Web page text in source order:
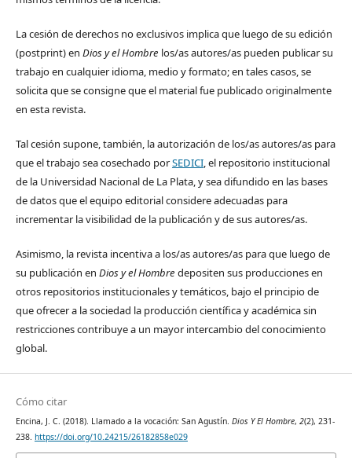
La cesión de derechos no exclusivos implica que luego de su edición
(postprint) en Dios y el Hombre los/as autores/as pueden publicar su
trabajo en cualquier idioma, medio y formato; en tales casos, se
solicita que se consigne que el material fue publicado originalmente
en esta revista.
Tal cesión supone, también, la autorización de los/as autores/as para
que el trabajo sea cosechado porSEDICI, el repositorio institucional
de la Universidad Nacional de La Plata, y sea difundido en las bases
de datos que el equipo editorial considere adecuadas para
incrementar la visibilidad de la publicación y de sus autores/as.
Asimismo, la revista incentiva a los/as autores/as para que luego de
su publicación en Dios y el Hombre depositen sus producciones en
otros repositorios institucionales y temáticos, bajo el principio de
que ofrecer a la sociedad la producción científica y académica sin
restricciones contribuye a un mayor intercambio del conocimiento
global.
Cómo citar
Encina, J. C. (2018). Llamado a la vocación: San Agustín. Dios Y El Hombre, 2(2), 231-
238. https://doi.org/10.24215/26182858e029